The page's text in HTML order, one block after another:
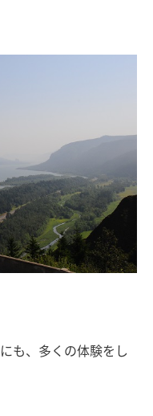
も、多くの体験をし